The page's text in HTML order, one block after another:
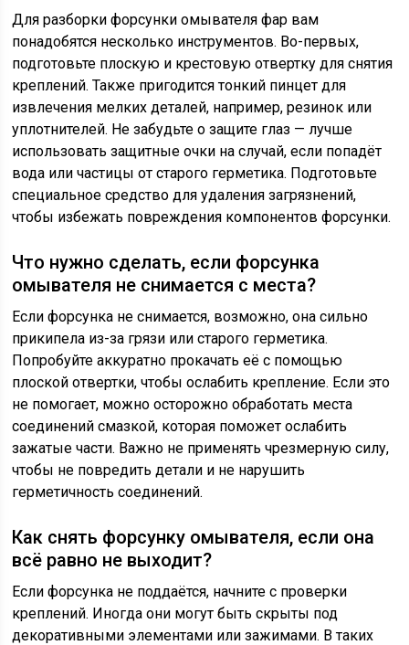
Для разборки форсунки омывателя фар вам
понадобятся несколько инструментов. Во-первых,
подготовьте плоскую и крестовую отвертку для снятия
креплений. Также пригодится тонкий пинцет для
извлечения мелких деталей, например, резинок или
уплотнителей. Не забудьте о защите глаз — лучше
использовать защитные очки на случай, если попадёт
вода или частицы от старого герметика. Подготовьте
специальное средство для удаления загрязнений,
чтобы избежать повреждения компонентов форсунки.
Что нужно сделать, если форсунка
омывателя не снимается с места?
Если форсунка не снимается, возможно, она сильно
прикипела из-за грязи или старого герметика.
Попробуйте аккуратно прокачать её с помощью
плоской отвертки, чтобы ослабить крепление. Если это
не помогает, можно осторожно обработать места
соединений смазкой, которая поможет ослабить
зажатые части. Важно не применять чрезмерную силу,
чтобы не повредить детали и не нарушить
герметичность соединений.
Как снять форсунку омывателя, если она
всё равно не выходит?
Если форсунка не поддаётся, начните с проверки
креплений. Иногда они могут быть скрыты под
декоративными элементами или зажимами. В таких